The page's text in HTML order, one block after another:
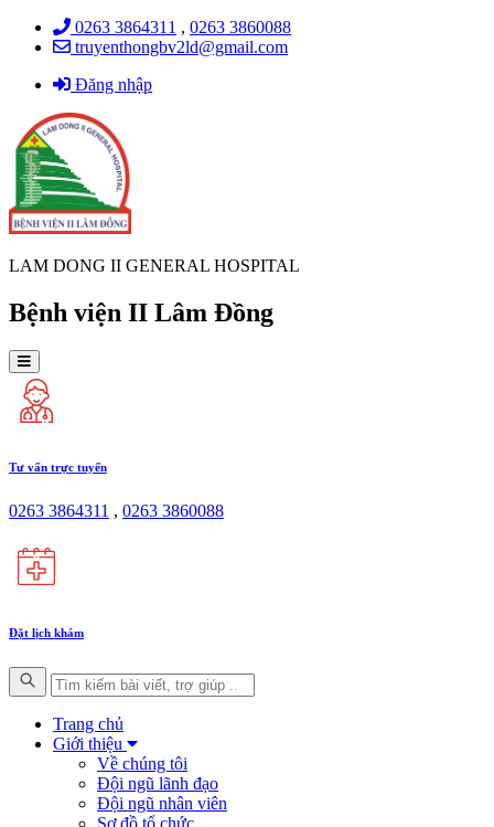
0263 3864311 , 0263 3860088
truyenthongbv2ld@gmail.com
Đăng nhập
LAM DONG II GENERAL HOSPITAL
Bệnh viện II Lâm Đồng
Tư vấn trực tuyến
0263 3864311 , 0263 3860088
Đặt lịch khám
Trang chủ
Giới thiệu
Về chúng tôi
Đội ngũ lãnh đạo
Đội ngũ nhân viên
Sơ đồ tổ chức